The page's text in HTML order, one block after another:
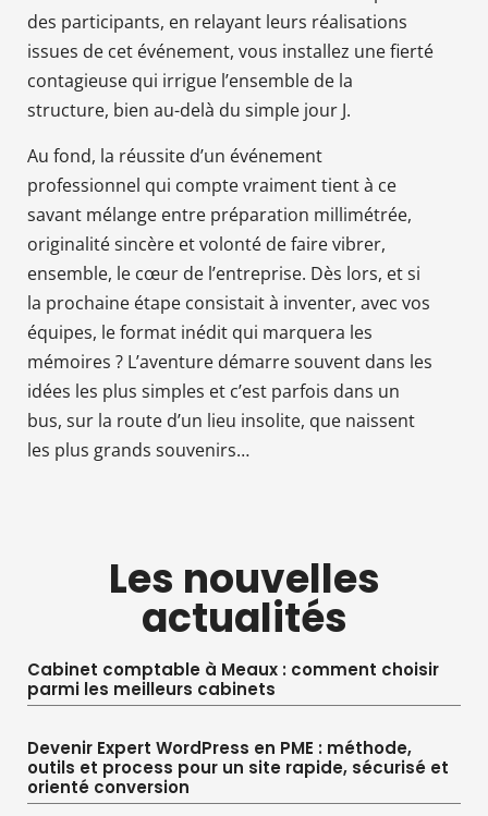
des participants, en relayant leurs réalisations
issues de cet événement, vous installez une fierté
contagieuse qui irrigue l’ensemble de la
structure, bien au-delà du simple jour J.
Au fond, la réussite d’un événement
professionnel qui compte vraiment tient à ce
savant mélange entre préparation millimétrée,
originalité sincère et volonté de faire vibrer,
ensemble, le cœur de l’entreprise. Dès lors, et si
la prochaine étape consistait à inventer, avec vos
équipes, le format inédit qui marquera les
mémoires ? L’aventure démarre souvent dans les
idées les plus simples et c’est parfois dans un
bus, sur la route d’un lieu insolite, que naissent
les plus grands souvenirs…
Les nouvelles
actualités
Cabinet comptable à Meaux : comment choisir
parmi les meilleurs cabinets
Devenir Expert WordPress en PME : méthode,
outils et process pour un site rapide, sécurisé et
orienté conversion